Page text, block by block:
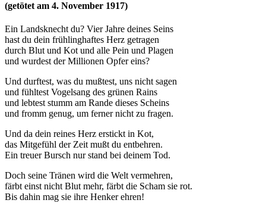
(getötet am 4. November 1917)
Ein Landsknecht du? Vier Jahre deines Seins
hast du dein frühlinghaftes Herz getragen
durch Blut und Kot und alle Pein und Plagen
und wurdest der Millionen Opfer eins?
Und durftest, was du mußtest, uns nicht sagen
und fühltest Vogelsang des grünen Rains
und lebtest stumm am Rande dieses Scheins
und fromm genug, um ferner nicht zu fragen.
Und da dein reines Herz erstickt in Kot,
das Mitgefühl der Zeit mußt du entbehren.
Ein treuer Bursch nur stand bei deinem Tod.
Doch seine Tränen wird die Welt vermehren,
färbt einst nicht Blut mehr, färbt die Scham sie rot.
Bis dahin mag sie ihre Henker ehren!